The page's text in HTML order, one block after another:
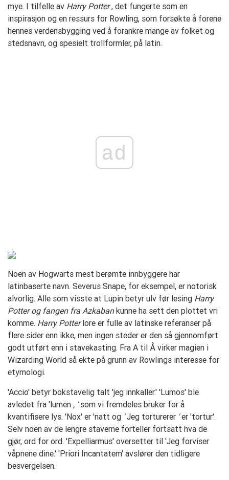
mye. I tilfelle av Harry Potter, det fungerte som en
inspirasjon og en ressurs for Rowling, som forsøkte å forene
hennes verdensbygging ved å forankre mange av folket og
stedsnavn, og spesielt trollformler, på latin.
ad
Noen av Hogwarts mest berømte innbyggere har
latinbaserte navn. Severus Snape, for eksempel, er notorisk
alvorlig. Alle som visste at Lupin betyr ulv før lesing Harry
Potter og fangen fra Azkabankunne ha sett den plottet vri
komme. Harry Potterlore er fulle av latinske referanser på
flere sider enn ikke, men ingen steder er den så gjennomført
godt utført enn i stavekasting. Fra A til Å virker magien i
Wizarding World så ekte på grunn av Rowlings interesse for
etymologi.
'Accio' betyr bokstavelig talt 'jeg innkaller.' 'Lumos' ble
avledet fra 'lumen , ' som vi fremdeles bruker for å
kvantifisere lys. 'Nox' er 'natt og Jeg torturerer er 'tortur'.
Selv noen av de lengre staverne forteller fortsatt hva de
gjør, ord for ord. 'Expelliarmus' oversetter til 'Jeg forviser
våpnene dine.' 'Priori Incantatem' avslører den tidligere
besvergelsen.